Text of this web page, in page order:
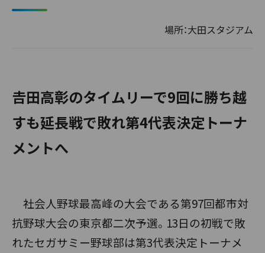
場所：大田スタジアム
𠮷田高彰のタイムリーで9回に勝ち越
すも延長戦で敗れ第4代表決定トーナ
メントへ
社会人野球最高峰の大会である第97回都市対
抗野球大会の東京都二次予選。13日の初戦で敗
れたセガサミー野球部は第3代表決定トーナメ